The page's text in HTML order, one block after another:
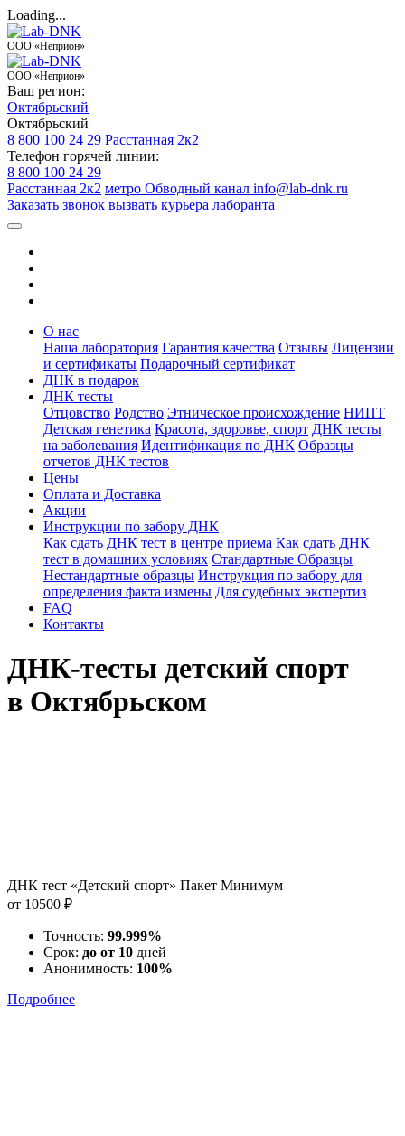
Loading...
ООО «Неприон»
ООО «Неприон»
Ваш регион:
Октябрьский
Октябрьский
8 800 100 24 29 Расстанная 2к2
Телефон горячей линии:
8 800 100 24 29
Расстанная 2к2 метро Обводный канал info@lab-dnk.ru
Заказать звонок вызвать курьера лаборанта
О нас
Наша лаборатория Гарантия качества Отзывы Лицензии
и сертификаты Подарочный сертификат
ДНК в подарок
ДНК тесты
Отцовство Родство Этническое происхождение НИПТ
Детская генетика Красота, здоровье, спорт ДНК тесты
на заболевания Идентификация по ДНК Образцы
отчетов ДНК тестов
Цены
Оплата и Доставка
Акции
Инструкции по забору ДНК
Как сдать ДНК тест в центре приема Как сдать ДНК
тест в домашних условиях Стандартные Образцы
Нестандартные образцы Инструкция по забору для
определения факта измены Для судебных экспертиз
FAQ
Контакты
ДНК-тесты детский спорт
в Октябрьском
ДНК тест «Детский спорт» Пакет Минимум
от 10500 ₽
Точность: 99.999%
Срок: до от 10 дней
Анонимность: 100%
Подробнее